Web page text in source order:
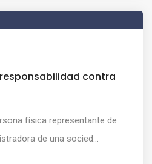
contra
física representante de
de una socied...